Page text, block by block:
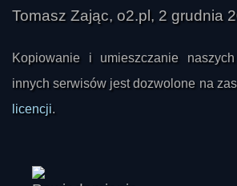
Tomasz Zając, o2.pl, 2 grudnia
Kopiowanie i umieszczanie
innych serwisów jest dozwolone na
licencji.